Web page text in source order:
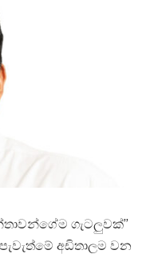
ගැටලුවක්”
අඩිතාලම වන